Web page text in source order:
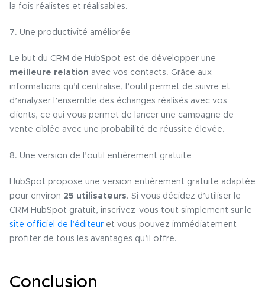
la fois réalistes et réalisables.
7. Une productivité améliorée
Le but du CRM de HubSpot est de développer une
meilleure relation avec vos contacts. Grâce aux
informations qu’il centralise, l’outil permet de suivre et
d’analyser l’ensemble des échanges réalisés avec vos
clients, ce qui vous permet de lancer une campagne de
vente ciblée avec une probabilité de réussite élevée.
8. Une version de l’outil entièrement gratuite
HubSpot propose une version entièrement gratuite adaptée
pour environ 25 utilisateurs. Si vous décidez d’utiliser le
CRM HubSpot gratuit, inscrivez-vous tout simplement sur le
site officiel de l’éditeur et vous pouvez immédiatement
profiter de tous les avantages qu’il offre.
Conclusion